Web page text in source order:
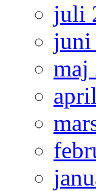
juli
juni
maj